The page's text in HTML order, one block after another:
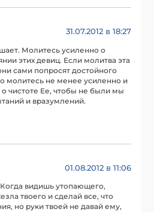
31.07.2012 в 18:27
Молитесь усиленно о
этих девиц. Если молитва эта
сами попросят достойного
молитесь не менее усиленно и
чистоте Ее, чтобы не были мы
и вразумлений.
01.08.2012 в 11:06
видишь утопающего,
твоего и сделай все, что
но руки твоей не давай ему,